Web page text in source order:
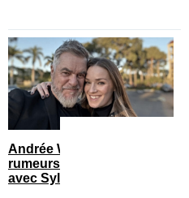
Andrée Watters met fin aux
rumeurs sur son couple
avec Sylvain Cossette